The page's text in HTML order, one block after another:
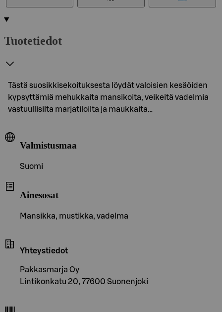
Tuotetiedot
Tästä suosikkisekoituksesta löydät valoisien kesäöiden
kypsyttämiä mehukkaita mansikoita, veikeitä vadelmia
vastuullisilta marjatiloilta ja maukkaita…
Valmistusmaa
Suomi
Ainesosat
Mansikka, mustikka, vadelma
Yhteystiedot
Pakkasmarja Oy
Lintikonkatu 20, 77600 Suonenjoki